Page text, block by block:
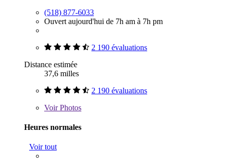
(518) 877-6033
Ouvert aujourd'hui de 7h am à 7h pm
2 190 évaluations
Distance estimée
37,6 milles
2 190 évaluations
VoirPhotos
Heures normales
Voir tout